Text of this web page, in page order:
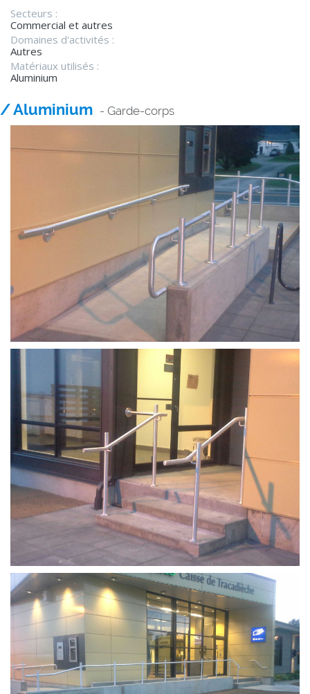
Secteurs :
Commercial et autres
Domaines d'activités :
Autres
Matériaux utilisés :
Aluminium
/ Aluminium - Garde-corps